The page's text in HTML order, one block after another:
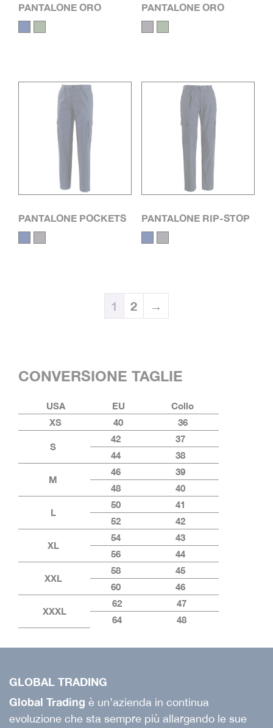
PANTALONE ORO PANTALONE ORO
PANTALONE POCKETS PANTALONE RIP-STOP
1 2 →
CONVERSIONE TAGLIE
USA EU
Collo
XS
40 36
S
42
37
44
38
M
46
39
48
40
L
50
41
52
42
XL
54
43
56
44
XXL
58
45
60
46
XXXL
62
47
64
48
GLOBAL TRADING
Global Trading è un’azienda in continua
evoluzione che sta sempre più allargando le sue